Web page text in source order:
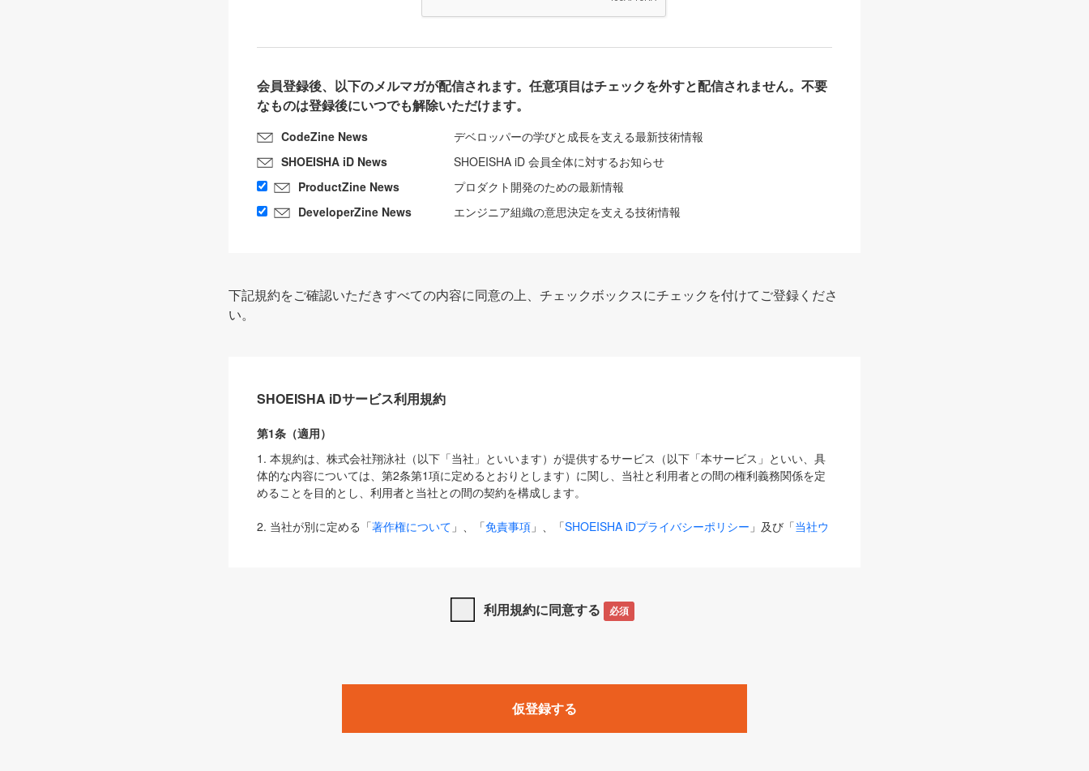
会員登録後、以下のメルマガが配信されます。任意項目はチェックを外すと配信されません。不要
なものは登録後にいつでも解除いただけます。
CodeZine News
デベロッパーの学びと成長を支える最新技術情報
SHOEISHA iD News
SHOEISHA iD 会員全体に対するお知らせ
ProductZine News
プロダクト開発のための最新情報
DeveloperZine News
エンジニア組織の意思決定を支える技術情報
下記規約をご確認いただきすべての内容に同意の上、チェックボックスにチェックを付けてご登録くださ
い。
SHOEISHA iDサービス利用規約
第1条（適用）
1. 本規約は、株式会社翔泳社（以下「当社」といいます）が提供するサービス（以下「本サービス」といい、具
体的な内容については、第2条第1項に定めるとおりとします）に関し、当社と利用者との間の権利義務関係を定
めることを目的とし、利用者と当社との間の契約を構成します。
2. 当社が別に定める「著作権について 」、「免責事項 」、「SHOEISHA iDプライバシーポリシー 」及び「当社ウ
は、本規約の規定が優先して適用されるものとします。
1. 「本サービス」とは、当社が提供する以下のサービス（名称や内容が変更された場合、変更後のサービスを含
みます）及びこれらサービスに関連して当社が実施するイベントやキャンペーンをいいます。
「SEBook」「SEShop」「CodeZine」「MarkeZine」「EnterpriseZine」「ECzine」「Biz/Zine」「HRzine」
利用規約に同意する 必須
仮登録する